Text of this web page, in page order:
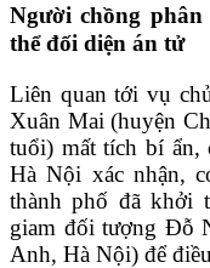
Người chồng
thể đối diện án tử
Liên quan tới vụ
Xuân Mai (huyện
tuổi) mất tích bí ẩn,
Hà Nội xác nhận,
thành phố đã khởi
giam đối tượng Đỗ
Anh, Hà Nội) để